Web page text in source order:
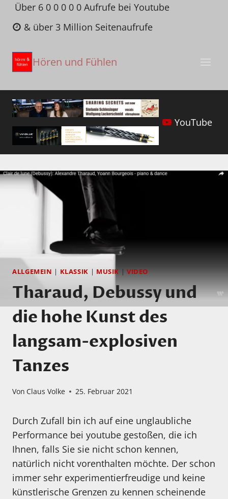
Zum
Inhalt
springen
Über 6 0 0 0 0 0 Aufrufe bei Youtube
& über 3 Million Seitenaufrufe
Hören und Fühlen
YouTube
ALLGEMEIN | KLASSIK | MUSIK | VIDEO
Tharaud, Debussy und
die hohe Kunst des
langsam-explosiven
Tanzes
Von Claus Volke 25. Februar 2021
Durch Zufall bin ich auf eine unglaubliche
Performance bei youtube gestoßen, die ich
Ihnen, falls Sie sie nicht schon kennen,
natürlich nicht vorenthalten möchte. Der schon
immer sehr experimentierfreudige und keine
künstlerische Grenzen zu kennen scheinende